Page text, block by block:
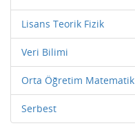
Lisans Teorik Fizik
Veri Bilimi
Orta Öğretim Matematik
Serbest